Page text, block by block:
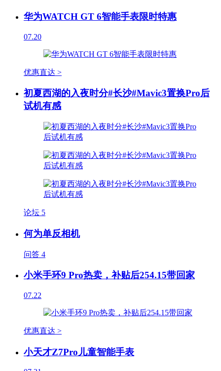
华为WATCH GT 6智能手表限时特惠
07.20
优惠直达 >
初夏西湖的入夜时分#长沙#Mavic3置换Pro后
试机有感
论坛 5
何为单反相机
问答 4
小米手环9 Pro热卖，补贴后254.15带回家
07.22
优惠直达 >
小天才Z7Pro儿童智能手表